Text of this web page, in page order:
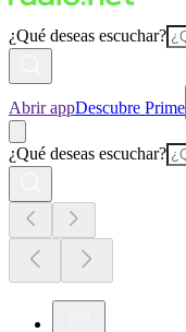
¿Qué deseas escuchar?
Abrir appDescubre Prime
¿Qué deseas escuchar?